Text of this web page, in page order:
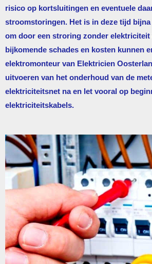
risico op kortsluitingen en eventuele
stroomstoringen. Het is in deze tijd
om door een stroring zonder elektriciteit
bijkomende schades en kosten kunnen
elektromonteur van Elektricien
uitvoeren van het onderhoud van de
elektriciteitsnet na en let vooral op
elektriciteitskabels.